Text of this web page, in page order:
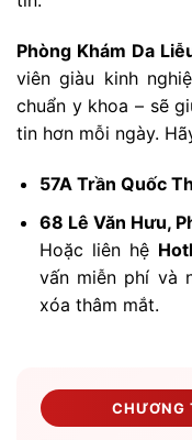
Phòng Khám Da
viên giàu kinh
chuẩn y khoa – sẽ
tin hơn mỗi ngày.
57A Trần Quốc
68 Lê Văn Hưu,
Hoặc liên hệ
vấn miễn phí và
xóa thâm mắt.
CHƯƠNG